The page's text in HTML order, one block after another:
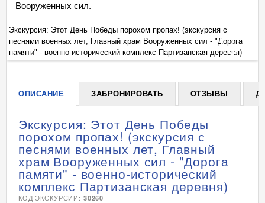
Вооруженных сил.
+
Экскурсия: Этот День Победы порохом пропах! (экскурсия с
песнями военных лет, Главный храм Вооруженных сил - "Дорога
памяти" - военно-исторический комплекс Партизанская деревня)
ОПИСАНИЕ ЗАБРОНИРОВАТЬ ОТЗЫВЫ
Экскурсия: Этот День Победы
порохом пропах! (экскурсия с
песнями военных лет, Главный
храм Вооруженных сил - "Дорога
памяти" - военно-исторический
комплекс Партизанская деревня)
КОД ЭКСКУРСИИ: 30260